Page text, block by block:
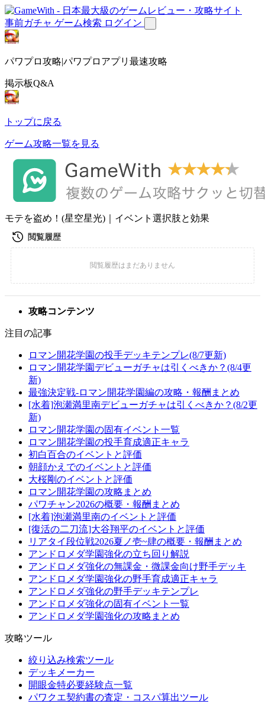
事前ガチャ ゲーム検索 ログイン
パワプロ攻略|パワプロアプリ最速攻略
掲示板Q&A
トップに戻る
ゲーム攻略一覧を見る
モテを盗め！(星空星光)｜イベント選択肢と効果
攻略コンテンツ
注目の記事
ロマン開花学園の投手デッキテンプレ(8/7更新)
ロマン開花学園デビューガチャは引くべきか？(8/4更
新)
最強決定戦-ロマン開花学園編の攻略・報酬まとめ
[水着]泡瀬満里南デビューガチャは引くべきか？(8/2更
新)
ロマン開花学園の固有イベント一覧
ロマン開花学園の投手育成適正キャラ
初白百合のイベントと評価
朝顔かえでのイベントと評価
大桜剛のイベントと評価
ロマン開花学園の攻略まとめ
パワチャン2026の概要・報酬まとめ
[水着]泡瀬満里南のイベントと評価
[復活の二刀流]大谷翔平のイベントと評価
リアタイ段位戦2026夏ノ壱~肆の概要・報酬まとめ
アンドロメダ学園強化の立ち回り解説
アンドロメダ強化の無課金・微課金向け野手デッキ
アンドロメダ学園強化の野手育成適正キャラ
アンドロメダ強化の野手デッキテンプレ
アンドロメダ強化の固有イベント一覧
アンドロメダ学園強化の攻略まとめ
攻略ツール
絞り込み検索ツール
デッキメーカー
開眼金特必要経験点一覧
パワクエ契約書の査定・コスパ算出ツール